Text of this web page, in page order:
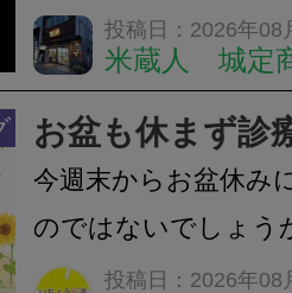
てくる！ 伝統の【阿
情熱の【よさこいソ
結！数多くの団体が
店街を舞台に最高の
投稿日：2026年08
米蔵人 城定
お盆も休まず診
今週末からお盆休み
のではないでしょう
長時間の運転などで
投稿日：2026年08